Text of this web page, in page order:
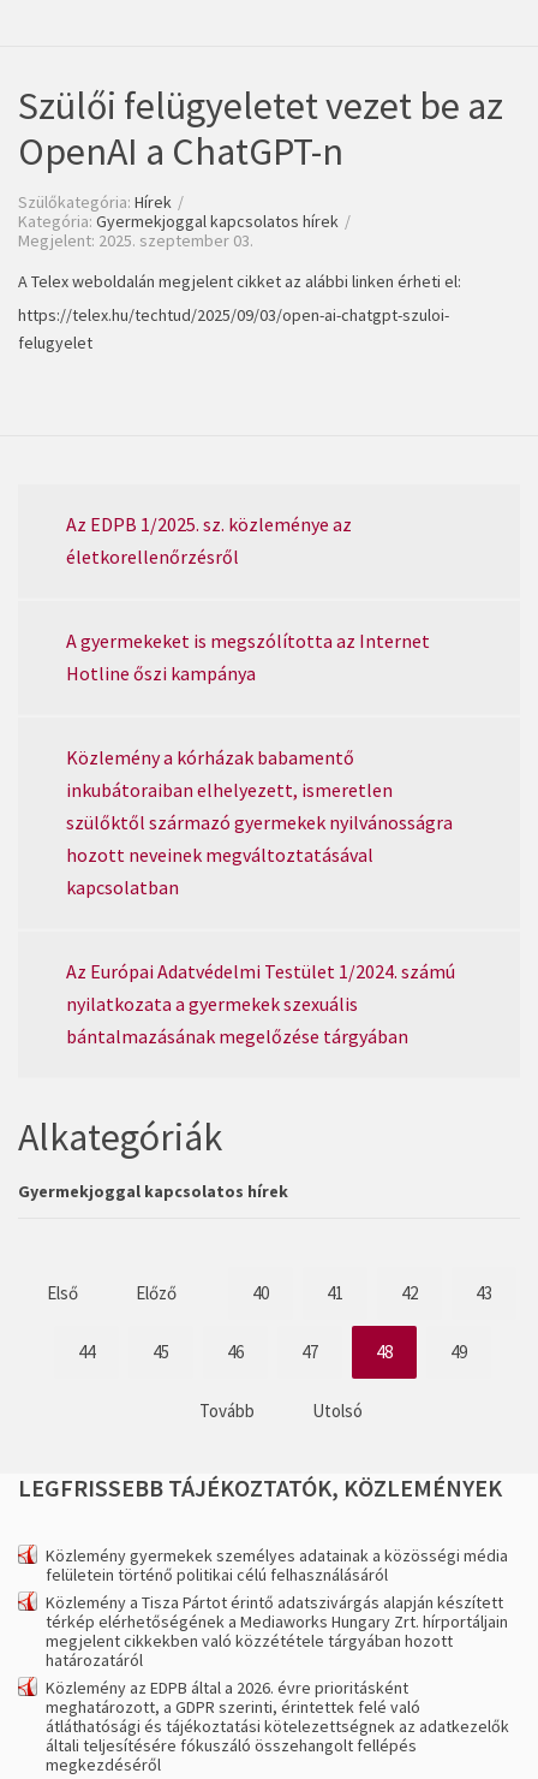
Szülői felügyeletet vezet be az
OpenAI a ChatGPT-n
Szülőkategória: Hírek
Kategória: Gyermekjoggal kapcsolatos hírek
Megjelent: 2025. szeptember 03.
A Telex weboldalán megjelent cikket az alábbi linken érheti el:
https://telex.hu/techtud/2025/09/03/open-ai-chatgpt-szuloi-
felugyelet
Az EDPB 1/2025. sz. közleménye az
életkorellenőrzésről
A gyermekeket is megszólította az Internet
Hotline őszi kampánya
Közlemény a kórházak babamentő
inkubátoraiban elhelyezett, ismeretlen
szülőktől származó gyermekek nyilvánosságra
hozott neveinek megváltoztatásával
kapcsolatban
Az Európai Adatvédelmi Testület 1/2024. számú
nyilatkozata a gyermekek szexuális
bántalmazásának megelőzése tárgyában
Alkategóriák
Gyermekjoggal kapcsolatos hírek
Első Előző 40 41 42 43
44 45 46 47 48 49
Tovább Utolsó
LEGFRISSEBB TÁJÉKOZTATÓK, KÖZLEMÉNYEK
Közlemény gyermekek személyes adatainak a közösségi média
felületein történő politikai célú felhasználásáról
Közlemény a Tisza Pártot érintő adatszivárgás alapján készített
térkép elérhetőségének a Mediaworks Hungary Zrt. hírportáljain
megjelent cikkekben való közzététele tárgyában hozott
határozatáról
Közlemény az EDPB által a 2026. évre prioritásként
meghatározott, a GDPR szerinti, érintettek felé való
átláthatósági és tájékoztatási kötelezettségnek az adatkezelők
általi teljesítésére fókuszáló összehangolt fellépés
megkezdéséről